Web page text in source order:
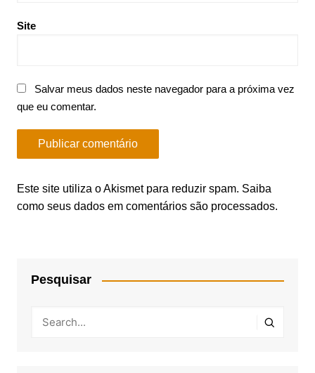
Site
Salvar meus dados neste navegador para a próxima vez
que eu comentar.
Este site utiliza o Akismet para reduzir spam. Saiba
como seus dados em comentários são processados.
Pesquisar